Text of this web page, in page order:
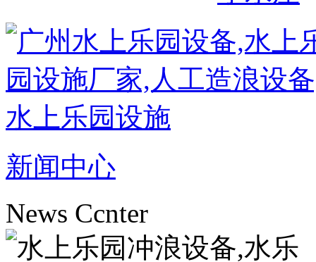
新闻中心
News Ccnter